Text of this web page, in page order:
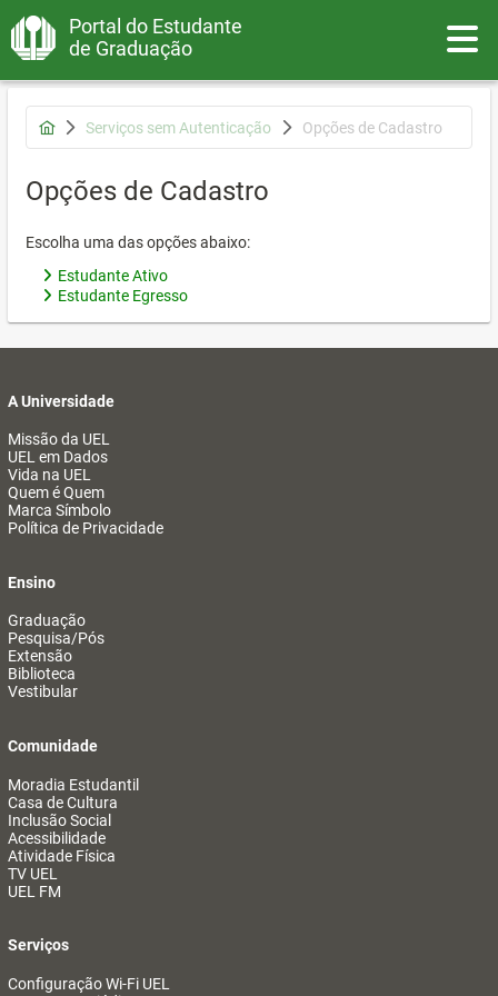
Portal do Estudante
de Graduação
Serviços sem Autenticação Opções de Cadastro
Opções de Cadastro
Escolha uma das opções abaixo:
Estudante Ativo
Estudante Egresso
A Universidade
Missão da UEL
UEL em Dados
Vida na UEL
Quem é Quem
Marca Símbolo
Política de Privacidade
Ensino
Graduação
Pesquisa/Pós
Extensão
Biblioteca
Vestibular
Comunidade
Moradia Estudantil
Casa de Cultura
Inclusão Social
Acessibilidade
Atividade Física
TV UEL
UEL FM
Serviços
Configuração Wi-Fi UEL